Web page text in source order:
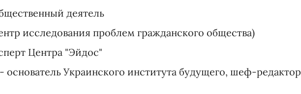
деятель
исследования проблем гражданского общества)
Центра "Эйдос"
Украинского института будущего, шеф-редактор